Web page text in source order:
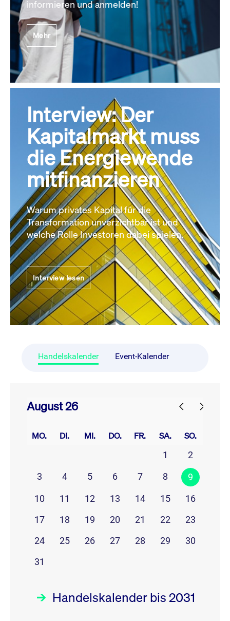
informieren und anmelden!
Mehr
Interview: Der
Kapitalmarkt muss
die Energiewende
mitfinanzieren
Warum privates Kapital für die
Transformation unverzichtbar ist und
welche Rolle Investoren dabei spielen.
Interview lesen
Handelskalender Event-Kalender
August 26
MO. DI. MI. DO. FR. SA. SO.
1
2
3
4 5 6 7 8 9
10 11 12 13 14 15
16
17
18 19 20 21 22
23
24
25 26 27 28 29
30
31
Handelskalender bis 2031